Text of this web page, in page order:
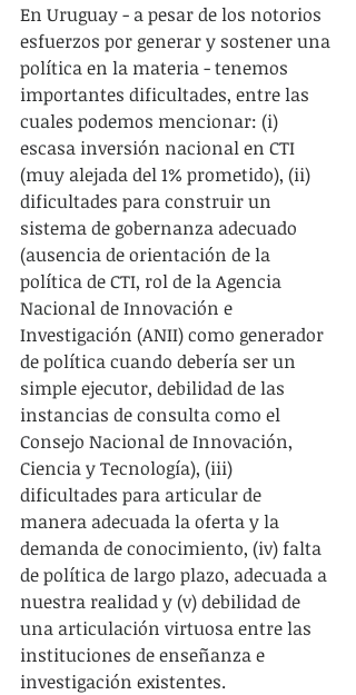
En Uruguay - a pesar de los notorios
esfuerzos por generar y sostener una
política en la materia - tenemos
importantes dificultades, entre las
cuales podemos mencionar: (i)
escasa inversión nacional en CTI
(muy alejada del 1% prometido), (ii)
dificultades para construir un
sistema de gobernanza adecuado
(ausencia de orientación de la
política de CTI, rol de la Agencia
Nacional de Innovación e
Investigación (ANII) como generador
de política cuando debería ser un
simple ejecutor, debilidad de las
instancias de consulta como el
Consejo Nacional de Innovación,
Ciencia y Tecnología), (iii)
dificultades para articular de
manera adecuada la oferta y la
demanda de conocimiento, (iv) falta
de política de largo plazo, adecuada a
nuestra realidad y (v) debilidad de
una articulación virtuosa entre las
instituciones de enseñanza e
investigación existentes.